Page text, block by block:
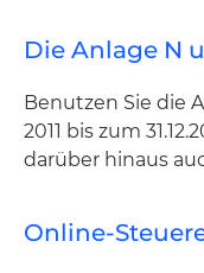
Die Anlage N
Benutzen Sie die
2011 bis zum
darüber hinaus
Online-